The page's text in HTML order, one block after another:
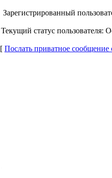
Зарегистрированный
Текущий статус пользователя:
[ Послать приватное сообщение